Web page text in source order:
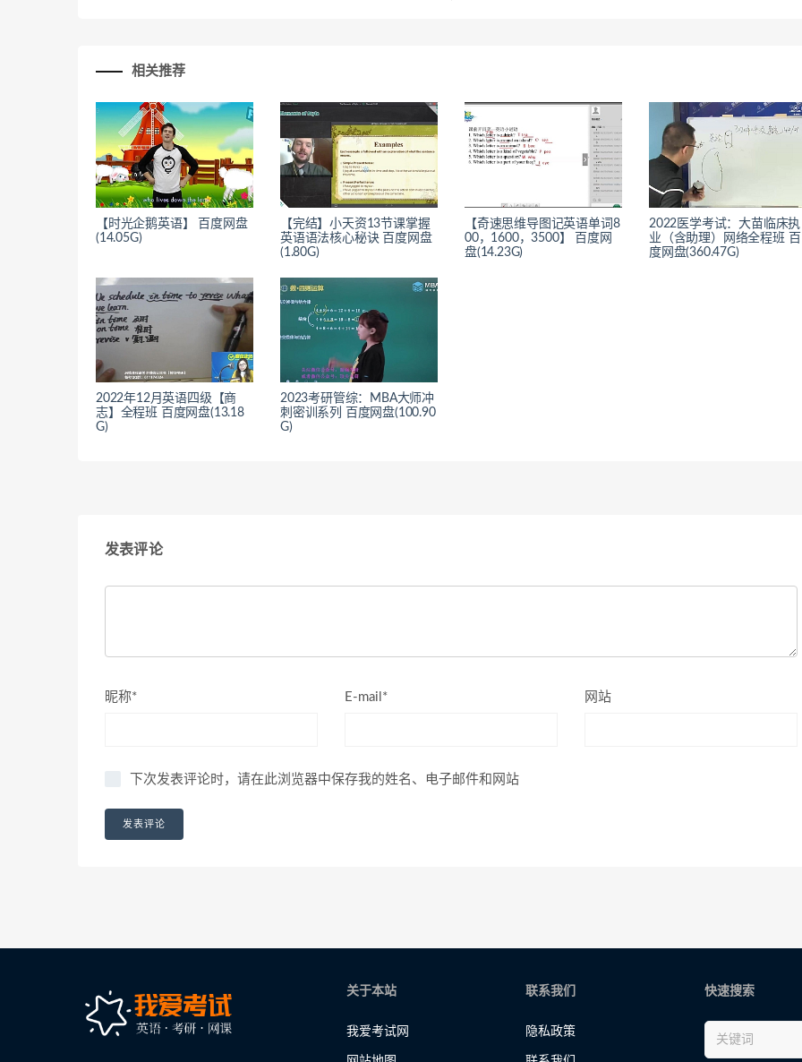
相关推荐
【时光企鹅英语】 百度网盘
(14.05G)
【完结】小天资13节课掌握
英语语法核心秘诀 百度网盘
(1.80G)
【奇速思维导图记英语单词8
00，1600，3500】 百度网
盘(14.23G)
2022医学考试：大苗临床执
业（含助理）网络全程班 百
度网盘(360.47G)
2022年12月英语四级【商
志】全程班 百度网盘(13.18
G)
2023考研管综：MBA大师冲
刺密训系列 百度网盘(100.90
G)
发表评论
昵称* E-mail* 网站
下次发表评论时，请在此浏览器中保存我的姓名、电子邮件和网站
关于本站
我爱考试网
联系我们
隐私政策
快速搜索